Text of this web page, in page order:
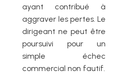
ayant contribué à
aggraver les pertes. Le
dirigeant ne peut être
poursuivi pour un
simple échec
commercial non fautif.